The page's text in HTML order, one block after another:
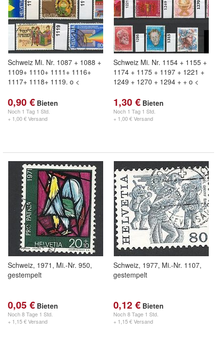
Schweiz Mi. Nr. 1087 + 1088 +
1109+ 1110+ 1111+ 1116+
1117+ 1118+ 1119. o <
0,90 € Bieten
Noch 1 Tag 1 Std.
+ 1,00 € Versand
Schweiz Mi. Nr. 1154 + 1155 +
1174 + 1175 + 1197 + 1221 +
1249 + 1270 + 1294 + + o <
1,30 € Bieten
Noch 1 Tag 1 Std.
+ 1,00 € Versand
Schweiz, 1971, Mi.-Nr. 950,
gestempelt
0,05 € Bieten
Noch8 Tage 1 Std.
+ 1,15 € Versand
Schweiz, 1977, Mi.-Nr. 1107,
gestempelt
0,12 € Bieten
Noch8 Tage 1 Std.
+ 1,15 € Versand